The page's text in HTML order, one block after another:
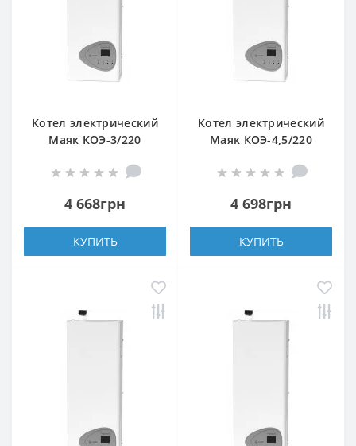
Котел электрический
Маяк КОЭ-3/220
4 668грн
КУПИТЬ
Котел электрический
Маяк КОЭ-4,5/220
4 698грн
КУПИТЬ